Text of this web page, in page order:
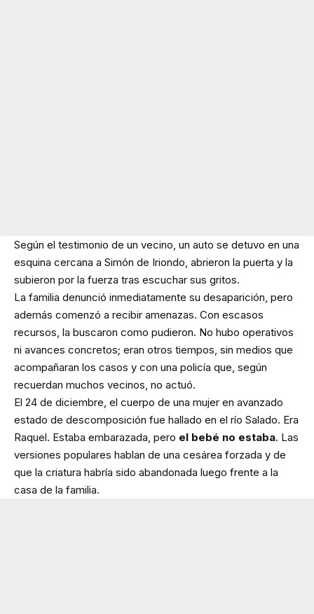
Según el testimonio de un vecino, un auto se detuvo en una
esquina cercana a Simón de Iriondo, abrieron la puerta y la
subieron por la fuerza tras escuchar sus gritos.
La familia denunció inmediatamente su desaparición, pero
además comenzó a recibir amenazas. Con escasos
recursos, la buscaron como pudieron. No hubo operativos
ni avances concretos; eran otros tiempos, sin medios que
acompañaran los casos y con una policía que, según
recuerdan muchos vecinos, no actuó.
El 24 de diciembre, el cuerpo de una mujer en avanzado
estado de descomposición fue hallado en el río Salado. Era
Raquel. Estaba embarazada, pero el bebé no estaba. Las
versiones populares hablan de una cesárea forzada y de
que la criatura habría sido abandonada luego frente a la
casa de la familia.